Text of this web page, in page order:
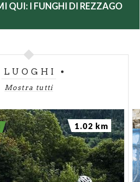
QUI: I FUNGHI DI REZZAGO
LUOGHI
Mostra tutti
1.02 km